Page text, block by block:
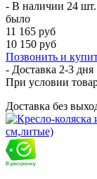
- В наличии 24 шт.
было
11 165 руб
10 150 руб
Позвонить и
- Доставка 2-3 дня
При условии
Доставка без